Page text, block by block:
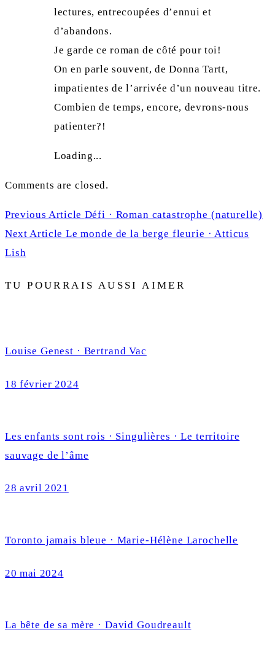
lectures, entrecoupées d’ennui et
d’abandons.
Je garde ce roman de côté pour toi!
On en parle souvent, de Donna Tartt,
impatientes de l’arrivée d’un nouveau titre.
Combien de temps, encore, devrons-nous
patienter?!
Loading...
Comments are closed.
Navigation
de
l'article
Previous Article Previous
post:
Défi · Roman catastrophe (naturelle)
Next Article Next
Le monde de la berge fleurie · Atticus
Lish
TU POURRAIS AUSSI AIMER
Louise Genest · Bertrand Vac
18 février 2024
Les enfants sont rois · Singulières · Le territoire
sauvage de l’âme
28 avril 2021
Toronto jamais bleue · Marie-Hélène Larochelle
20 mai 2024
La bête de sa mère · David Goudreault